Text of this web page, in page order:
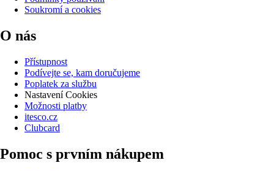
Soukromí a cookies
O nás
Přístupnost
Podívejte se, kam doručujeme
Poplatek za službu
Nastavení Cookies
Možnosti platby
itesco.cz
Clubcard
Pomoc s prvním nákupem